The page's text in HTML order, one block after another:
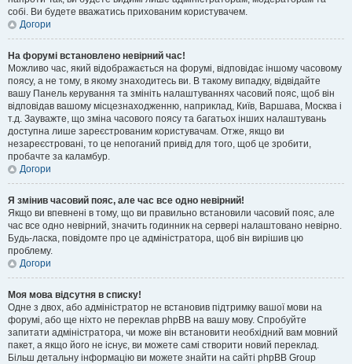
собі. Ви будете вважатись прихованим користувачем.
Догори
На форумі встановлено невірний час!
Можливо час, який відображається на форумі, відповідає іншому часовому
поясу, а не тому, в якому знаходитесь ви. В такому випадку, відвідайте
вашу Панель керування та змініть налаштуваннях часовий пояс, щоб він
відповідав вашому місцезнаходженню, наприклад, Київ, Варшава, Москва і
т.д. Зауважте, що зміна часового поясу та багатьох інших налаштувань
доступна лише зареєстрованим користувачам. Отже, якщо ви
незареєстровані, то це непоганий привід для того, щоб це зробити,
пробачте за каламбур.
Догори
Я змінив часовий пояс, але час все одно невірний!
Якщо ви впевнені в тому, що ви правильно встановили часовий пояс, але
час все одно невірний, значить годинник на сервері налаштовано невірно.
Будь-ласка, повідомте про це адміністратора, щоб він вирішив цю
проблему.
Догори
Моя мова відсутня в списку!
Одне з двох, або адміністратор не встановив підтримку вашої мови на
форумі, або ще ніхто не переклав phpBB на вашу мову. Спробуйте
запитати адміністратора, чи може він встановити необхідний вам мовний
пакет, а якщо його не існує, ви можете самі створити новий переклад.
Більш детальну інформацію ви можете знайти на сайті phpBB Group